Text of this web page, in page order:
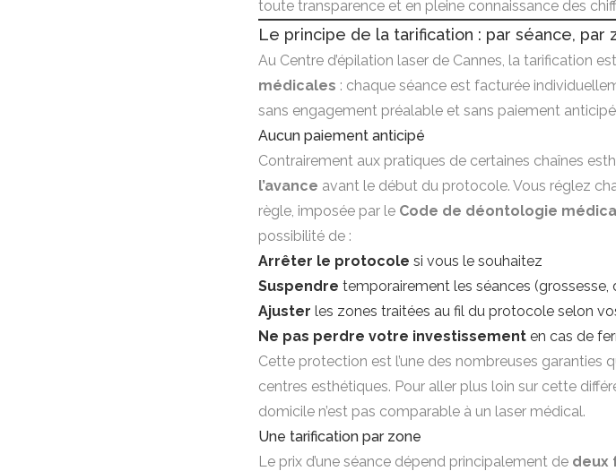
toute transparence et en pleine connaissance des
Le principe de la tarification : par séance, par
Au Centre d’épilation laser de Cannes, la tarification
médicales : chaque séance est facturée
sans engagement préalable et sans paiement
Aucun paiement anticipé
Contrairement aux pratiques de certaines chaînes
l’avance avant le début du protocole. Vous réglez
règle, imposée par le Code de déontologie
possibilité de :
Arrêter le protocole si vous le souhaitez
Suspendre temporairement les séances
Ajuster les zones traitées au fil du protocole selon
Ne pas perdre votre investissement en cas de
Cette protection est l’une des nombreuses garanties
centres esthétiques. Pour aller plus loin sur cette
domicile n’est pas comparable à un laser médical.
Une tarification par zone
Le prix d’une séance dépend principalement de deux